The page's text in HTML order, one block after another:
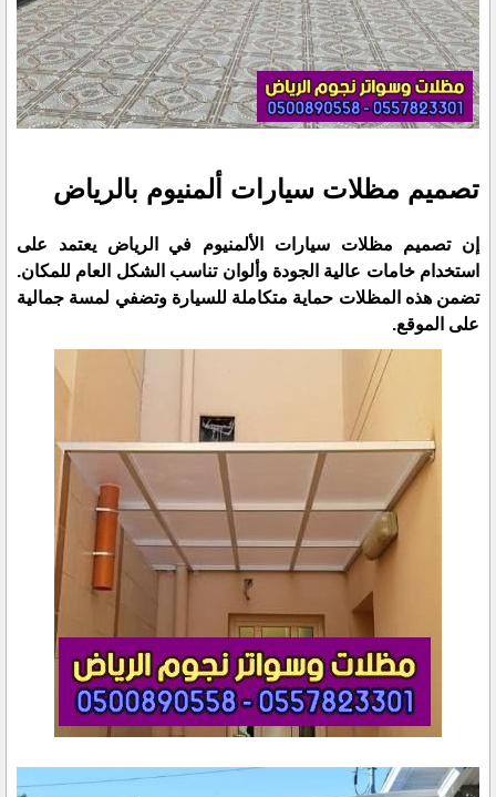
تصميم مظلات سيارات ألمنيوم بالرياض
إن تصميم مظلات سيارات الألمنيوم في الرياض يعتمد على
استخدام خامات عالية الجودة وألوان تناسب الشكل العام للمكان.
تضمن هذه المظلات حماية متكاملة للسيارة وتضفي لمسة جمالية
على الموقع.